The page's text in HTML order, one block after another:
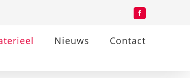
Facebook
Nieuws Contact